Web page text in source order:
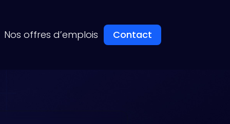
Nos offres d’emplois Contact